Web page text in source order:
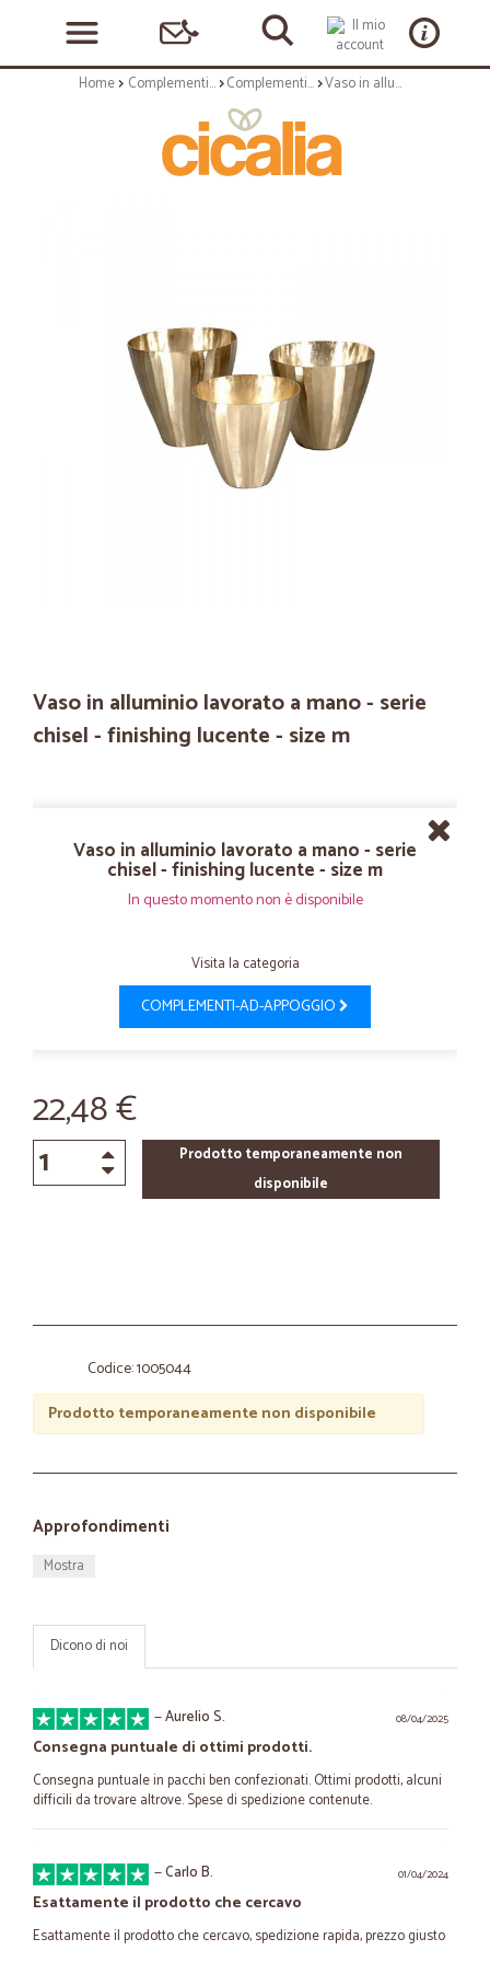
Home Complementi arredo Complementi ad appoggio Vaso in alluminio lavorato a mano - serie chisel - finishing lucente - size m
Vaso in alluminio lavorato a mano - serie
chisel - finishing lucente - size m
Vaso in alluminio lavorato a mano - serie
chisel - finishing lucente - size m
In questo momento non è disponibile
Visita la categoria
COMPLEMENTI-AD-APPOGGIO
22,48 €
Prodotto temporaneamente non
disponibile
Codice: 1005044
Prodotto temporaneamente non disponibile
Approfondimenti
Mostra
Dicono di noi
08/04/2025
—Aurelio S.
Consegna puntuale di ottimi prodotti.
Consegna puntuale in pacchi ben confezionati. Ottimi prodotti, alcuni
difficili da trovare altrove. Spese di spedizione contenute.
01/04/2024
—Carlo B.
Esattamente il prodotto che cercavo
Esattamente il prodotto che cercavo, spedizione rapida, prezzo giusto